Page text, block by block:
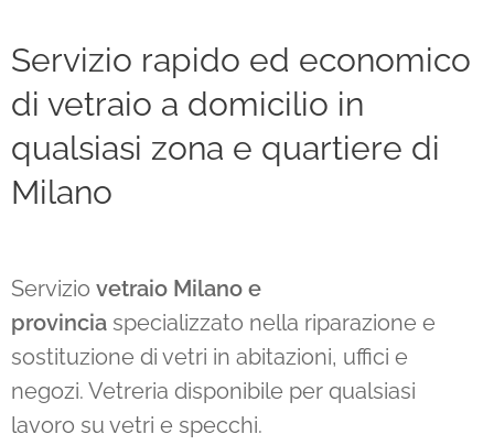
Servizio rapido ed economico
di vetraio a domicilio in
qualsiasi zona e quartiere di
Milano
Servizio vetraio Milano e
provincia specializzato nella riparazione e
sostituzione di vetri in abitazioni, uffici e
negozi. Vetreria disponibile per qualsiasi
lavoro su vetri e specchi.